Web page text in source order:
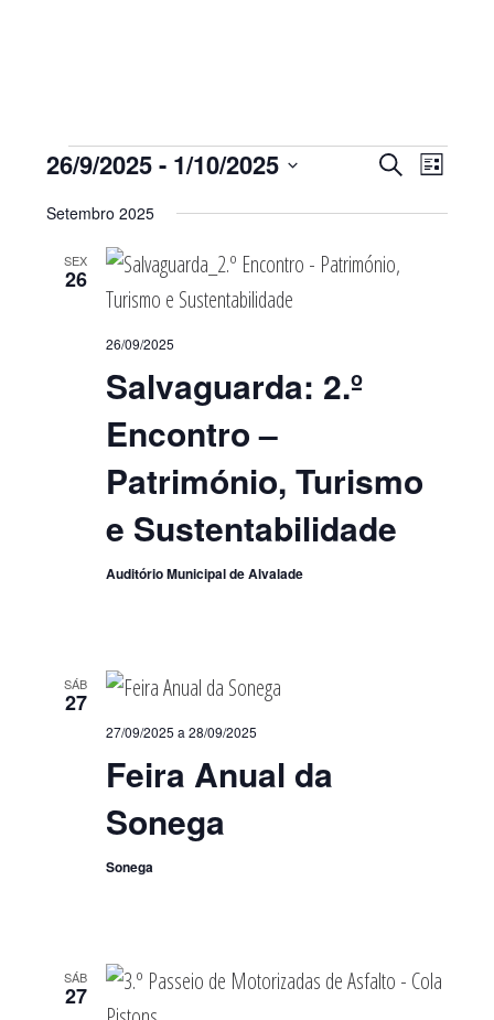
Eventos
de
pesquisa
PESQUISAR
de
LISTA
26/9/2025 - 1/10/2025
data.
Setembro 2025
SEX
26
Salvaguarda: 2.º
Encontro –
Património, Turismo
e Sustentabilidade
26/09/2025
Auditório Municipal de Alvalade
SÁB
27
Feira Anual da
Sonega
27/09/2025 a 28/09/2025
Sonega
SÁB
27